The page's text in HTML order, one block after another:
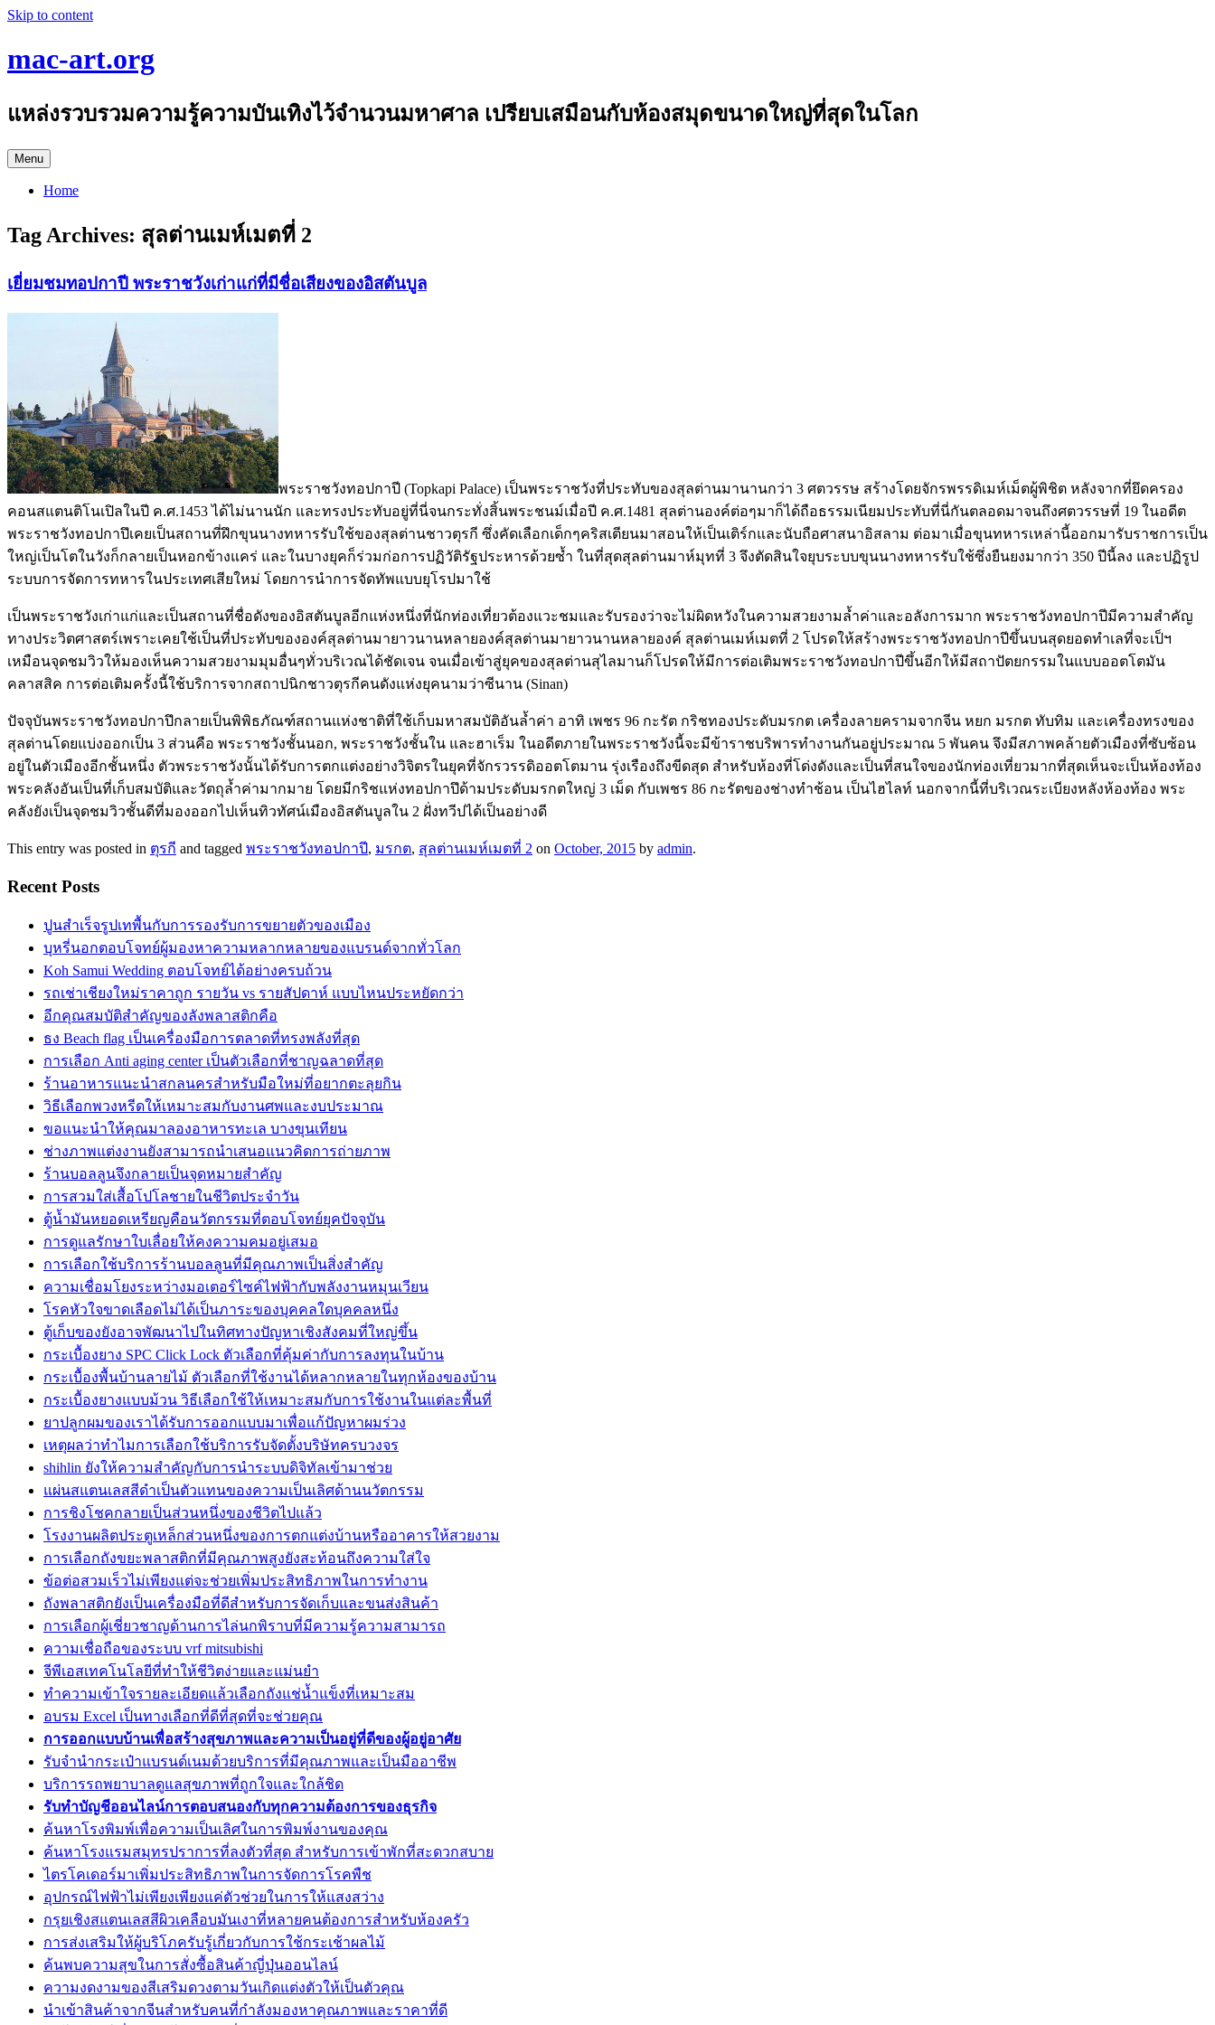
Skip to content
mac-art.org
แหล่งรวบรวมความรู้ความบันเทิงไว้จำนวนมหาศาล เปรียบเสมือนกับห้องสมุดขนาดใหญ่ที่สุดในโลก
Menu
Home
Tag Archives: สุลต่านเมห์เมตที่ 2
เยี่ยมชมทอปกาปี พระราชวังเก่าแก่ที่มีชื่อเสียงของอิสตันบูล
พระราชวังทอปกาปี (Topkapi Palace) เป็นพระราชวังที่ประทับของสุลต่านมานานกว่า 3 ศตวรรษ สร้างโดยจักรพรรดิเมห์เม็ตผู้พิชิต หลังจากที่ยึดครอง
คอนสแตนติโนเปิลในปี ค.ศ.1453 ได้ไม่นานนัก และทรงประทับอยู่ที่นี่จนกระทั่งสิ้นพระชนม์เมื่อปี ค.ศ.1481 สุลต่านองค์ต่อๆมาก็ได้ถือธรรมเนียมประทับที่นี่กันตลอดมาจนถึงศตวรรษที่ 19 ในอดีต
พระราชวังทอปกาปึเคยเป็นสถานที่ฝึกขุนนางทหารรับใช้ของสุลต่านชาวตุรกี ซึ่งคัดเลือกเด็กๆคริสเตียนมาสอนให้เป็นเติร์กและนับถือศาสนาอิสลาม ต่อมาเมื่อขุนทหารเหล่านี้ออกมารับราชการเป็น
ใหญ่เป็นโตในวังก็กลายเป็นหอกข้างแคร่ และในบางยุคก็ร่วมก่อการปฏิวัติรัฐประหารด้วยซ้ำ ในที่สุดสุลต่านมาห์มุทที่ 3 จึงตัดสินใจยุบระบบขุนนางทหารรับใช้ซึ่งยืนยงมากว่า 350 ปีนี้ลง และปฏิรูป
ระบบการจัดการทหารในประเทศเสียใหม่ โดยการนำการจัดทัพแบบยุโรปมาใช้
เป็นพระราชวังเก่าแก่และเป็นสถานที่ชื่อดังของอิสตันบูลอีกแห่งหนึ่งที่นักท่องเที่ยวต้องแวะชมและรับรองว่าจะไม่ผิดหวังในความสวยงามล้ำค่าและอลังการมาก พระราชวังทอปกาปีมีความสำคัญ
ทางประวิตศาสตร์เพราะเคยใช้เป็นที่ประทับขององค์สุลต่านมายาวนานหลายองค์สุลต่านมายาวนานหลายองค์ สุลต่านเมห์เมตที่ 2 โปรดให้สร้างพระราชวังทอปกาปีขึ้นบนสุดยอดทำเลที่จะเป็ฯ
เหมือนจุดชมวิวให้มองเห็นความสวยงามมุมอื่นๆทั่วบริเวณได้ชัดเจน จนเมื่อเข้าสู่ยุคของสุลต่านสุไลมานก็โปรดให้มีการต่อเติมพระราชวังทอปกาปีขึ้นอีกให้มีสถาปัตยกรรมในแบบออตโตมัน
คลาสสิค การต่อเติมครั้งนี้ใช้บริการจากสถาปนิกชาวตุรกีคนดังแห่งยุคนามว่าซีนาน (Sinan)
ปัจจุบันพระราชวังทอปกาปึกลายเป็นพิพิธภัณฑ์สถานแห่งชาติที่ใช้เก็บมหาสมบัติอันล้ำค่า อาทิ เพชร 96 กะรัต กริชทองประดับมรกต เครื่องลายครามจากจีน หยก มรกต ทับทิม และเครื่องทรงของ
สุลต่านโดยแบ่งออกเป็น 3 ส่วนคือ พระราชวังชั้นนอก, พระราชวังชั้นใน และฮาเร็ม ในอดีตภายในพระราชวังนี้จะมีข้าราชบริพารทำงานกันอยู่ประมาณ 5 พันคน จึงมีสภาพคล้ายตัวเมืองที่ซับซ้อน
อยู่ในตัวเมืองอีกชั้นหนึ่ง ตัวพระราชวังนั้นได้รับการตกแต่งอย่างวิจิตรในยุคที่จักรวรรดิออตโตมาน รุ่งเรืองถึงขีดสุด สำหรับห้องที่โด่งดังและเป็นที่สนใจของนักท่องเที่ยวมากที่สุดเห็นจะเป็นห้องท้อง
พระคลังอันเป็นที่เก็บสมบัติและวัตถุล้ำค่ามากมาย โดยมีกริชแห่งทอปกาปึด้ามประดับมรกตใหญ่ 3 เม็ด กับเพชร 86 กะรัตของช่างทำช้อน เป็นไฮไลท์ นอกจากนี้ที่บริเวณระเบียงหลังห้องท้อง พระ
คลังยังเป็นจุดชมวิวชั้นดีที่มองออกไปเห็นทิวทัศน์เมืองอิสตันบูลใน 2 ฝั่งทวีปได้เป็นอย่างดี
This entry was posted in ตุรกี and tagged พระราชวังทอปกาปี, มรกต, สุลต่านเมห์เมตที่ 2 on October, 2015 by admin.
Recent Posts
ปูนสำเร็จรูปเทพื้นกับการรองรับการขยายตัวของเมือง
บุหรี่นอกตอบโจทย์ผู้มองหาความหลากหลายของแบรนด์จากทั่วโลก
Koh Samui Wedding ตอบโจทย์ได้อย่างครบถ้วน
รถเช่าเชียงใหม่ราคาถูก รายวัน vs รายสัปดาห์ แบบไหนประหยัดกว่า
อีกคุณสมบัติสำคัญของลังพลาสติกคือ
ธง Beach flag เป็นเครื่องมือการตลาดที่ทรงพลังที่สุด
การเลือก Anti aging center เป็นตัวเลือกที่ชาญฉลาดที่สุด
ร้านอาหารแนะนำสกลนครสำหรับมือใหม่ที่อยากตะลุยกิน
วิธีเลือกพวงหรีดให้เหมาะสมกับงานศพและงบประมาณ
ขอแนะนำให้คุณมาลองอาหารทะเล บางขุนเทียน
ช่างภาพแต่งงานยังสามารถนำเสนอแนวคิดการถ่ายภาพ
ร้านบอลลูนจึงกลายเป็นจุดหมายสำคัญ
การสวมใส่เสื้อโปโลชายในชีวิตประจำวัน
ตู้น้ำมันหยอดเหรียญคือนวัตกรรมที่ตอบโจทย์ยุคปัจจุบัน
การดูแลรักษาใบเลื่อยให้คงความคมอยู่เสมอ
การเลือกใช้บริการร้านบอลลูนที่มีคุณภาพเป็นสิ่งสำคัญ
ความเชื่อมโยงระหว่างมอเตอร์ไซค์ไฟฟ้ากับพลังงานหมุนเวียน
โรคหัวใจขาดเลือดไม่ได้เป็นภาระของบุคคลใดบุคคลหนึ่ง
ตู้เก็บของยังอาจพัฒนาไปในทิศทางปัญหาเชิงสังคมที่ใหญ่ขึ้น
กระเบื้องยาง SPC Click Lock ตัวเลือกที่คุ้มค่ากับการลงทุนในบ้าน
กระเบื้องพื้นบ้านลายไม้ ตัวเลือกที่ใช้งานได้หลากหลายในทุกห้องของบ้าน
กระเบื้องยางแบบม้วน วิธีเลือกใช้ให้เหมาะสมกับการใช้งานในแต่ละพื้นที่
ยาปลูกผมของเราได้รับการออกแบบมาเพื่อแก้ปัญหาผมร่วง
เหตุผลว่าทำไมการเลือกใช้บริการรับจัดตั้งบริษัทครบวงจร
shihlin ยังให้ความสำคัญกับการนำระบบดิจิทัลเข้ามาช่วย
แผ่นสแตนเลสสีดำเป็นตัวแทนของความเป็นเลิศด้านนวัตกรรม
การชิงโชคกลายเป็นส่วนหนึ่งของชีวิตไปแล้ว
โรงงานผลิตประตูเหล็กส่วนหนึ่งของการตกแต่งบ้านหรืออาคารให้สวยงาม
การเลือกถังขยะพลาสติกที่มีคุณภาพสูงยังสะท้อนถึงความใส่ใจ
ข้อต่อสวมเร็วไม่เพียงแต่จะช่วยเพิ่มประสิทธิภาพในการทำงาน
ถังพลาสติกยังเป็นเครื่องมือที่ดีสำหรับการจัดเก็บและขนส่งสินค้า
การเลือกผู้เชี่ยวชาญด้านการไล่นกพิราบที่มีความรู้ความสามารถ
ความเชื่อถือของระบบ vrf mitsubishi
จีพีเอสเทคโนโลยีที่ทำให้ชีวิตง่ายและแม่นยำ
ทำความเข้าใจรายละเอียดแล้วเลือกถังแช่น้ำแข็งที่เหมาะสม
อบรม Excel เป็นทางเลือกที่ดีที่สุดที่จะช่วยคุณ
การออกแบบบ้านเพื่อสร้างสุขภาพและความเป็นอยู่ที่ดีของผู้อยู่อาศัย
รับจำนำกระเป๋าแบรนด์เนมด้วยบริการที่มีคุณภาพและเป็นมืออาชีพ
บริการรถพยาบาลดูแลสุขภาพที่ถูกใจและใกล้ชิด
รับทำบัญชีออนไลน์การตอบสนองกับทุกความต้องการของธุรกิจ
ค้นหาโรงพิมพ์เพื่อความเป็นเลิศในการพิมพ์งานของคุณ
ค้นหาโรงแรมสมุทรปราการที่ลงตัวที่สุด สำหรับการเข้าพักที่สะดวกสบาย
ไตรโคเดอร์มาเพิ่มประสิทธิภาพในการจัดการโรคพืช
อุปกรณ์ไฟฟ้าไม่เพียงเพียงแค่ตัวช่วยในการให้แสงสว่าง
กรุยเชิงสแตนเลสสีผิวเคลือบมันเงาที่หลายคนต้องการสำหรับห้องครัว
การส่งเสริมให้ผู้บริโภครับรู้เกี่ยวกับการใช้กระเช้าผลไม้
ค้นพบความสุขในการสั่งซื้อสินค้าญี่ปุ่นออนไลน์
ความงดงามของสีเสริมดวงตามวันเกิดแต่งตัวให้เป็นตัวคุณ
นำเข้าสินค้าจากจีนสำหรับคนที่กำลังมองหาคุณภาพและราคาที่ดี